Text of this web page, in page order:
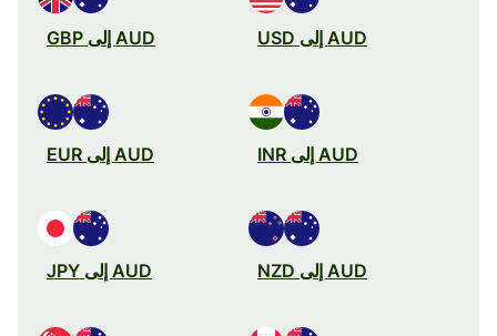
AUD إلى USD AUD إلى GBP
AUD إلى INR AUD إلى EUR
AUD إلى NZD AUD إلى JPY